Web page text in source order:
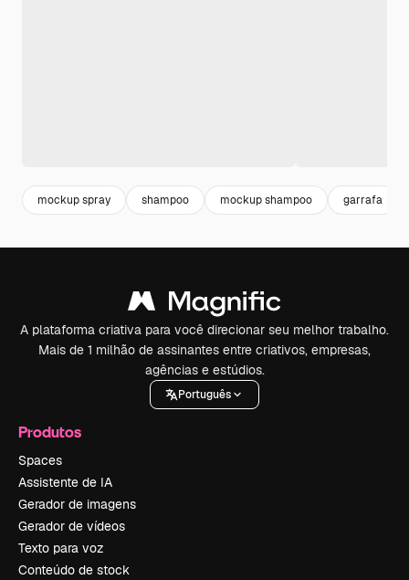
mockup spray shampoo mockup shampoo garrafa
A plataforma criativa para você direcionar seu melhor trabalho.
Mais de 1 milhão de assinantes entre criativos, empresas,
agências e estúdios.
Português
Produtos
Spaces
Assistente de IA
Gerador de imagens
Gerador de vídeos
Texto para voz
Conteúdo de stock